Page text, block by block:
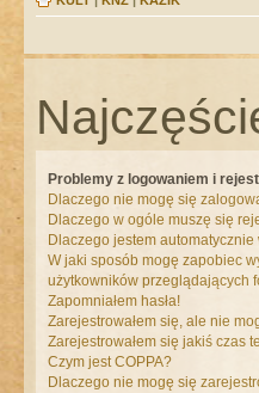
Problemy z logowaniem i
Dlaczego nie mogę się
Dlaczego w ogóle muszę się
Dlaczego jestem
W jaki sposób mogę zapobiec
użytkowników przeglądających
Zapomniałem hasła!
Zarejestrowałem się, ale nie
Zarejestrowałem się jakiś czas
Czym jest COPPA?
Dlaczego nie mogę się